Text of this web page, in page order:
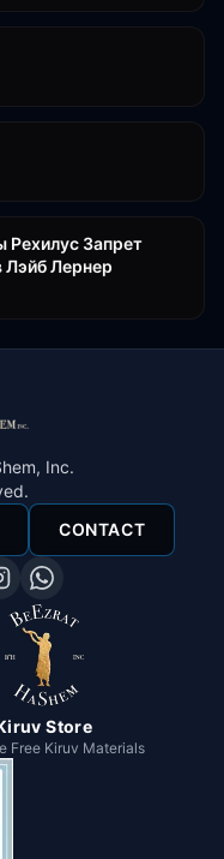
Запрет
Лэйб Лернер
Inc.
CONTACT
Store
Free Kiruv Materials